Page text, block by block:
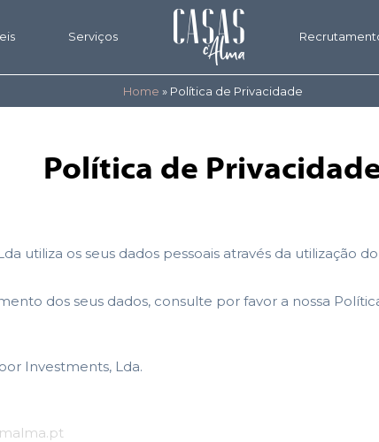
Serviços
Home » Política de Privacidade
Política de
utiliza os seus dados pessoais através da utilização
dos seus dados, consulte por favor a nossa
Investments, Lda.